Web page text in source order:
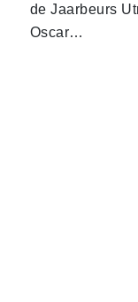
de Jaarbeurs
Oscar…